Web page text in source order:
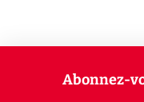
Abonnez-